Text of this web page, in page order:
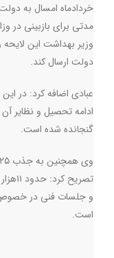
خردادماه امسال به
مدتی برای بازبینی در
وزیر بهداشت این
دولت ارسال کند.
عبادی اضافه کرد: در
ادامه تحصیل و نظایر
گنجانده شده است.
و جلسات فنی در خصوص
است.